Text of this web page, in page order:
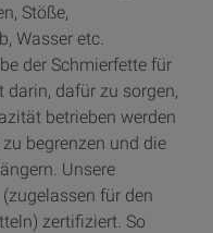
Stöße,
Wasser etc.
der Schmierfette für
dafür zu sorgen,
betrieben werden
begrenzen und die
Unsere
für den
zertifiziert. So